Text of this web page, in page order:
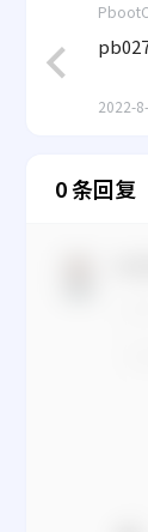
2022-
0 条回复